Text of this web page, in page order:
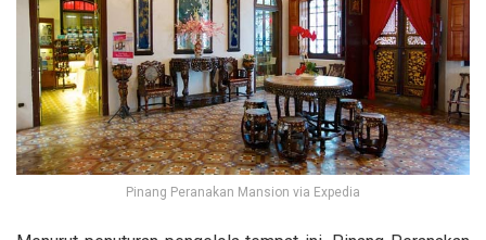
Pinang Peranakan Mansion via Expedia